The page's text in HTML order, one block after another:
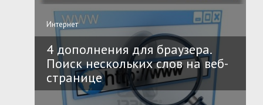
Интернет
4 дополнения для браузера.
Поиск нескольких слов на веб-
странице